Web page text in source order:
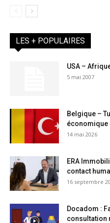
LES + POPULAIRES
USA –
5 mai 2007
Belgique –
économique
14 mai 2026
ERA
contact
16 septembre
Docadom :
consultation